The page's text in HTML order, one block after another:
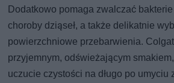
Dodatkowo pomaga zwalczać
choroby dziąseł, a także delikatnie
powierzchniowe przebarwienia.
przyjemnym, odświeżającym
uczucie czystości na długo po umyciu